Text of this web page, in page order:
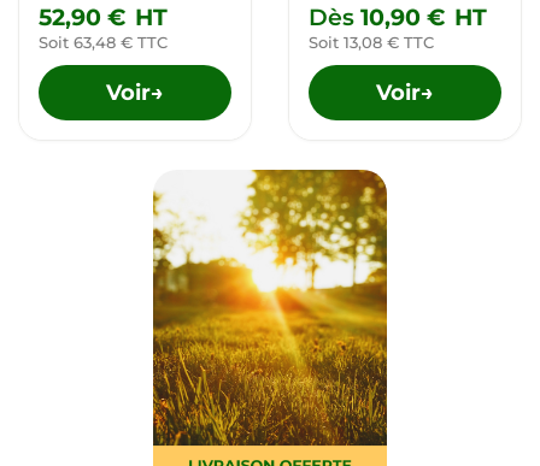
52,90 € HT
Soit 63,48 € TTC
Voir→
Dès 10,90 € HT
Soit 13,08 € TTC
Voir→